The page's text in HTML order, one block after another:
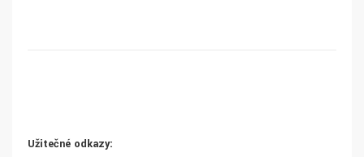
Užitečné odkazy: